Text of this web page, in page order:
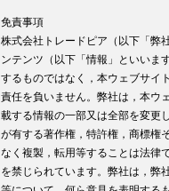
免責事項
株式会社トレードピア（以下「弊
ンテンツ（以下「情報」といいま
するものではなく，本ウェブサイ
責任を負いません。弊社は，本ウ
載する情報の一部又は全部を変更
が有する著作権，特許権，商標権
なく複製，転用等することは法律
を禁じられています。弊社は，弊